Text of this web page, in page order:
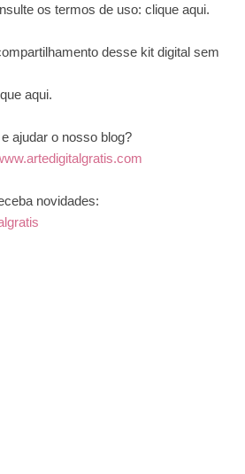
os termos de uso: clique aqui.
desse kit digital sem
aqui.
ajudar o nosso blog?
novidades: